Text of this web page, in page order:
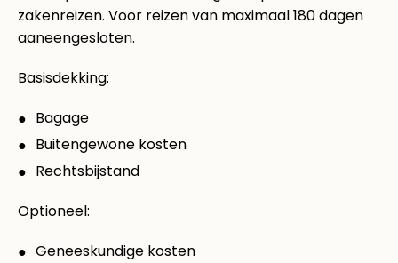
zakenreizen. Voor reizen van maximaal 180 dagen
aaneengesloten.
Basisdekking:
Bagage
Buitengewone kosten
Rechtsbijstand
Optioneel:
Geneeskundige kosten